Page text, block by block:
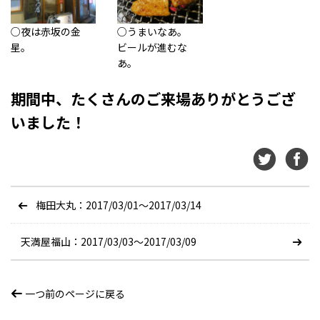
○夜は赤坂の金
星。
○うまいなあ。
ビールが進むな
あ。
期間中、たくさんのご来場ありがとうござ
いました！
梅田大丸：2017/03/01〜2017/03/14
天満屋福山：2017/03/03〜2017/03/09
一つ前のページに戻る